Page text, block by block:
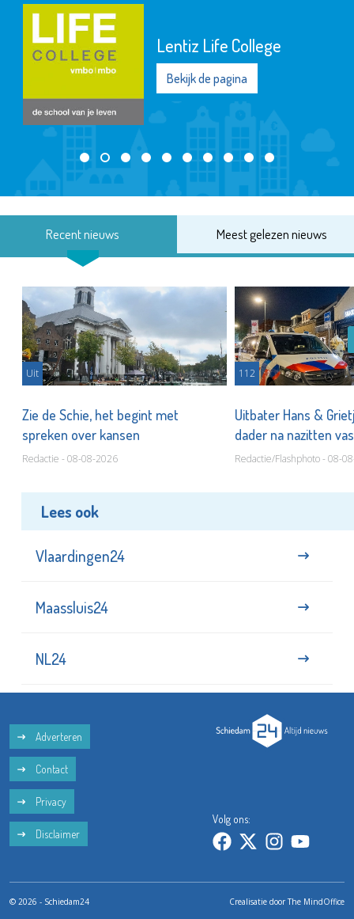
Lentiz Life College
Bekijk de pagina
Recent nieuws Meest gelezen nieuws
Uit
Zie de Schie, het begint met
spreken over kansen
Redactie - 08-08-2026
112
Uitbater Hans &
dader na nazitten
Redactie/Flashphoto - 08-
Lees ook
Vlaardingen24
Maassluis24
NL24
Adverteren
Contact
Privacy
Disclaimer
Volg ons:
© 2026 - Schiedam24 Crealisatie doorThe MindOffice